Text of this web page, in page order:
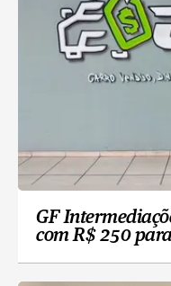
GF
com R$ 250